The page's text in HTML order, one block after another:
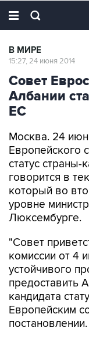
В МИРЕ
15:27, 24 июня 2014
Совет
Албании
ЕС
Москва. 24
Европейского
статус
говорится в
который во
уровне
Люксембурге.
"Совет
комиссии от 4
устойчивого
предоставить
кандидата
Европейским
постановлении.